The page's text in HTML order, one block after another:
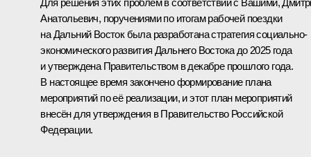
Для решения этих проблем в соответствии с Вашими,
Анатольевич, поручениями по итогам рабочей поездки
на Дальний Восток была разработана стратегия социально-
экономического развития Дальнего Востока до 2025 года
и утверждена Правительством в декабре прошлого года.
В настоящее время закончено формирование плана
мероприятий по её реализации, и этот план мероприятий
внесён для утверждения в Правительство Российской
Федерации.